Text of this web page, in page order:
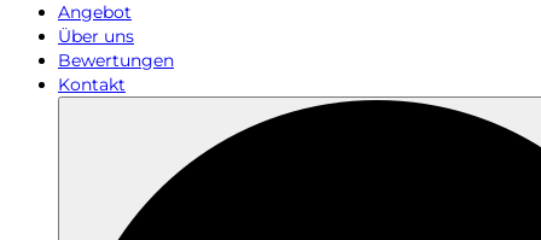
Angebot
Über uns
Bewertungen
Kontakt